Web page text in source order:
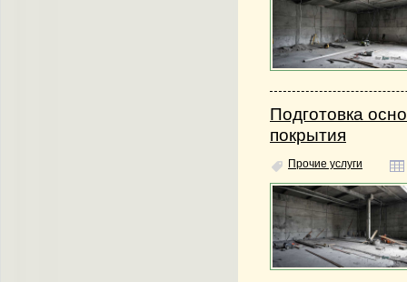
Подготовка
покрытия
Прочие услуги